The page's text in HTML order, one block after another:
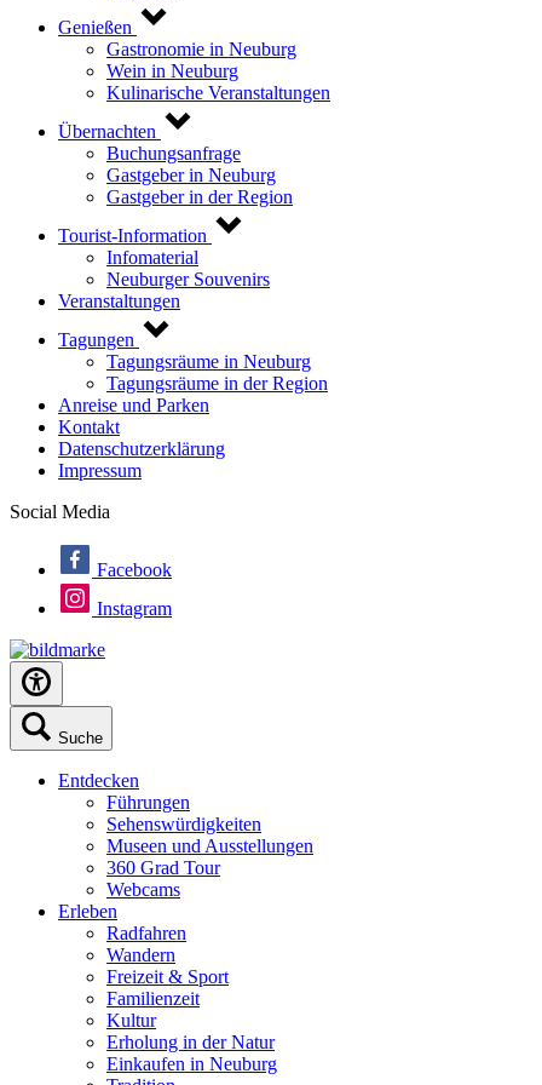
Genießen
Gastronomie in Neuburg
Wein in Neuburg
Kulinarische Veranstaltungen
Übernachten
Buchungsanfrage
Gastgeber in Neuburg
Gastgeber in der Region
Tourist-Information
Infomaterial
Neuburger Souvenirs
Veranstaltungen
Tagungen
Tagungsräume in Neuburg
Tagungsräume in der Region
Anreise und Parken
Kontakt
Datenschutzerklärung
Impressum
Social Media
Facebook
Instagram
Suche
Entdecken
Führungen
Sehenswürdigkeiten
Museen und Ausstellungen
360 Grad Tour
Webcams
Erleben
Radfahren
Wandern
Freizeit & Sport
Familienzeit
Kultur
Erholung in der Natur
Einkaufen in Neuburg